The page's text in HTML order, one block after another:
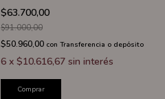
$63.700,00
$91.000,00
$50.960,00 con Transferencia o depósito
6 x $10.616,67 sin interés
Comprar